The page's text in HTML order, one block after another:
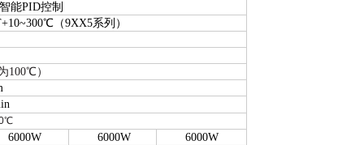
能PID控制
（9XX5系列）
100℃）
℃
6000W 6000W
6000W